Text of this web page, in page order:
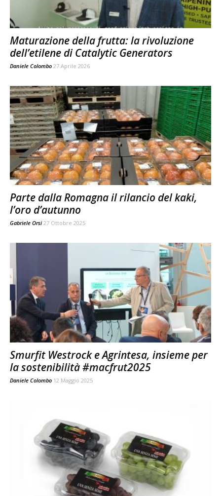
Maturazione della frutta: la rivoluzione
dell’etilene di Catalytic Generators
Daniele Colombo 27 Aprile 2026
Parte dalla Romagna il rilancio del kaki,
l’oro d’autunno
Gabriele Orsi 27 Ottobre 2025
Smurfit Westrock e Agrintesa, insieme per
la sostenibilità #macfrut2025
Daniele Colombo 12 Maggio 2025